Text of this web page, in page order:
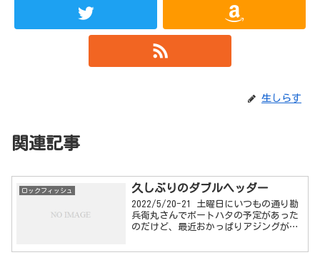
生しらす
関連記事
ロックフィッシュ 久しぶりのダブルヘッダー
2022/5/20-21 土曜日にいつもの通り勘
兵衛丸さんでボートハタの予定があった
のだけど、最近おかっぱりアジングが面
ダブルヘッダーとすることに・・・体力